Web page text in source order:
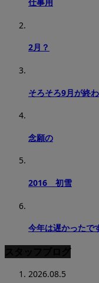
2月？
そろそろ9月が終
念願の
2016 初雪
今年は遅かったで
2026.08.5